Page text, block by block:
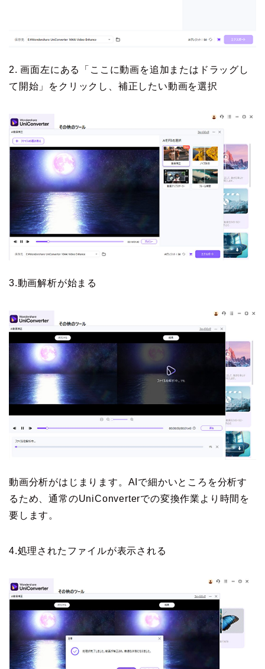
2. 画面左にある「ここに動画を追加またはドラッグし
て開始」をクリックし、補正したい動画を選択
3.動画解析が始まる
動画分析がはじまります。AIで細かいところを分析す
るため、通常のUniConverterでの変換作業より時間を
要します。
4.処理されたファイルが表示される